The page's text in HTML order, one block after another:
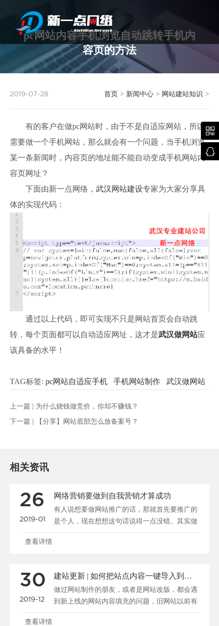
pc网站内容手机浏览自动跳转手机内
容页的方法
2019-07-28 首页 > 新闻中心 > 网站建站知识 >
有的客户在做pc网站时，由于不是自适应网站，所以
需要做一个手机网站，那么就会有一个问题，当手机浏览
某一条新闻时，内容页的地址能不能自动变成手机网站内
容页网址？
下面由新一点网络， 武汉网站建设专家为大家分享具
体的实现代码：
通过以上代码，即可实现不只是网站首页会自动跳
转，每个页面都可以自动适应网址，这才是武汉做网站应
该具备的水平！
TAG标签: pc网站自适应手机 手机网站制作 武汉做网站
上一篇 | 为什么烧钱做竞价，你却不赚钱？
下一篇 | 【分享】网站底部怎么放备案号？
相关资讯
26
2019-01
网络营销要做到自我营销才算成功
有人说想要做网站推广的话，那就首先要推广的
是个人，现在想想这句话说得一点没错。其实做
公司又何曾不是在......
查看详情
30
2019-12
建站更新 | 如何把站点内容一键导入到新系统
做过网站制作的朋友，或者是网站改版，都会遇
到新上线的网站内容填充的问题，旧网站以前有
很多资料，我们怎......
查看详情

